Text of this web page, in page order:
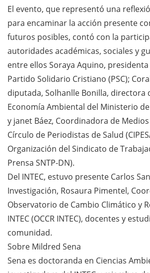
El evento, que representó una
para encaminar la acción presente
futuros posibles, contó con la
autoridades académicas, sociales y
entre ellos Soraya Aquino,
Partido Solidario Cristiano (PSC);
diputada, Solhanlle Bonilla, directora
Economía Ambiental del Ministerio
y janet Báez, Coordinadora de
Círculo de Periodistas de Salud
Organización del Sindicato de
Prensa SNTP-DN).
Del INTEC, estuvo presente Carlos
Investigación, Rosaura Pimentel,
Observatorio de Cambio Climático y
INTEC (OCCR INTEC), docentes y
comunidad.
Sobre Mildred Sena
Sena es doctoranda en Ciencias